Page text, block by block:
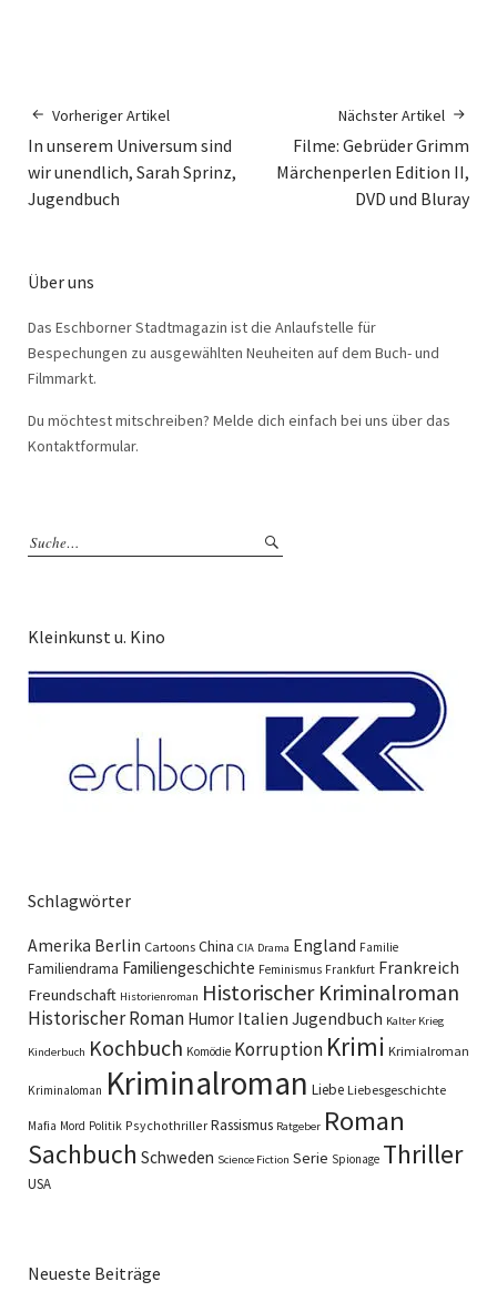
Vorheriger Artikel
In unserem Universum sind
wir unendlich, Sarah Sprinz,
Jugendbuch
Nächster Artikel
Filme: Gebrüder Grimm
Märchenperlen Edition II,
DVD und Bluray
Über uns
Das Eschborner Stadtmagazin ist die Anlaufstelle für
Bespechungen zu ausgewählten Neuheiten auf dem Buch- und
Filmmarkt.
Du möchtest mitschreiben? Melde dich einfach bei uns über das
Kontaktformular.
Kleinkunst u. Kino
Schlagwörter
Amerika Berlin Cartoons China CIA Drama England Familie
Familiendrama Familiengeschichte Feminismus Frankfurt Frankreich
Freundschaft Historienroman Historischer Kriminalroman
Historischer Roman Humor Italien Jugendbuch Kalter Krieg
Kinderbuch Kochbuch Komödie Korruption Krimi Krimialroman
Kriminaloman Kriminalroman Liebe Liebesgeschichte
Mafia Mord Politik Psychothriller Rassismus Ratgeber Roman
Sachbuch Schweden Science Fiction Serie Spionage Thriller
USA
Neueste Beiträge